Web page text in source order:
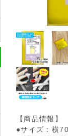
【商品情報】
●サイズ：横